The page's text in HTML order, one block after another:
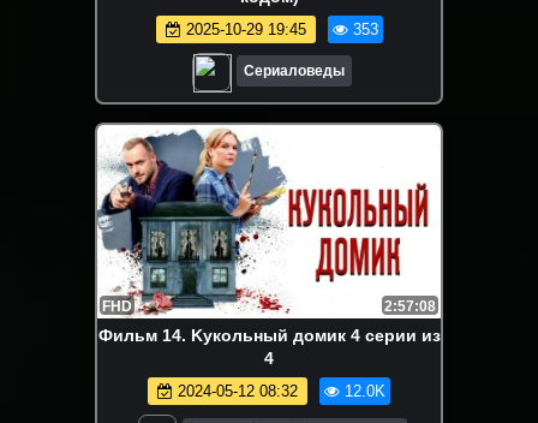
2025-10-29 19:45 353
Сериаловеды
FHD 2:57:08
Фильм 14. Kyкольный дoмик 4 серии из
4
2024-05-12 08:32 12.0K